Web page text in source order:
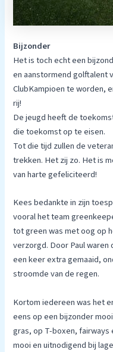
Bijzonder
Het is toch echt een
en aanstormend golftalent
ClubKampioen te worden,
rij!
De jeugd heeft de
die toekomst op te eisen.
Tot die tijd zullen de
trekken. Het zij zo. Het is
van harte gefeliciteerd!
Kees bedankte in zijn
vooral het team
tot green was met oog op
verzorgd. Door Paul
een keer extra gemaaid,
stroomde van de regen.
Kortom iedereen was het
eens op een bijzonder
gras, op T-boxen,
mooi en uitnodigend bij